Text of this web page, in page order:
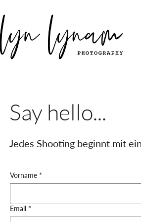
Say hello...
Jedes Shooting beginnt mit
Vorname *
Email *